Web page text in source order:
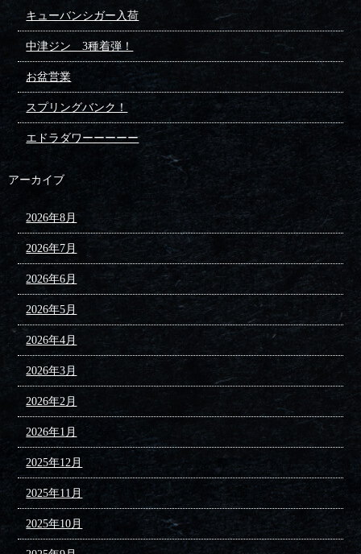
キューバンシガー入荷
中津ジン 3種着弾！
お盆営業
スプリングバンク！
エドラダワーーーーー
アーカイブ
2026年8月
2026年7月
2026年6月
2026年5月
2026年4月
2026年3月
2026年2月
2026年1月
2025年12月
2025年11月
2025年10月